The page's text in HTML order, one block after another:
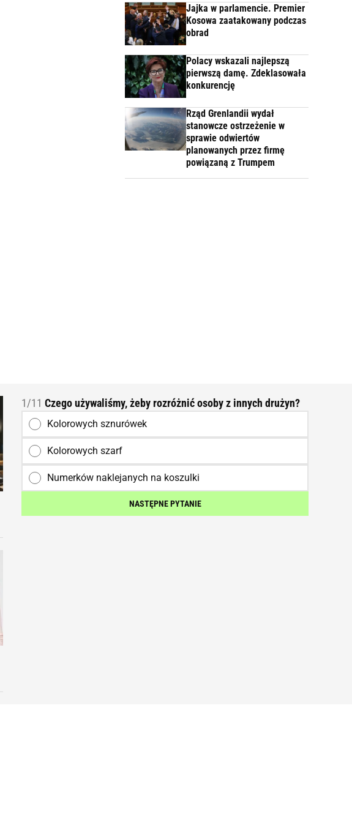
Jajka w parlamencie. Premier
Kosowa zaatakowany podczas
obrad
Polacy wskazali najlepszą
pierwszą damę. Zdeklasowała
konkurencję
Rząd Grenlandii wydał
stanowcze ostrzeżenie w
sprawie odwiertów
planowanych przez firmę
powiązaną z Trumpem
1/11 Czego używaliśmy, żeby rozróżnić osoby z innych drużyn?
Kolorowych sznurówek
Kolorowych szarf
Numerków naklejanych na koszulki
NASTĘPNE PYTANIE